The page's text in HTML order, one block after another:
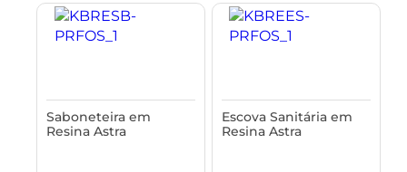
Saboneteira em
Resina Astra
Escova Sanitária em
Resina Astra